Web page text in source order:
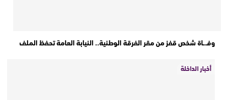
وفـ.ـاة شخص قفز من مقر الفرقة الوطنية.. النيابة العامة تحفظ الملف
أخبار الداخلة